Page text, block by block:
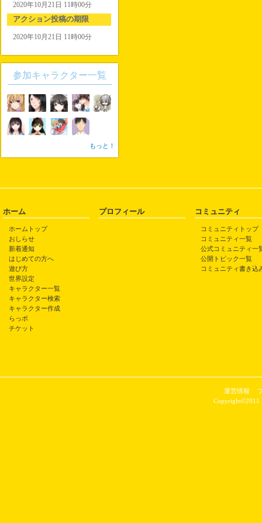
2020年10月21日 11時00分
アクション投稿の期限
2020年10月21日 11時00分
参加キャラクター一覧
もっと！
ホーム
ホームトップ
おしらせ
新着通知
はじめての方へ
遊び方
世界設定
キャラクター一覧
キャラクター検索
キャラクター作成
らっポ
チケット
プロフィール コミュニティ
コミュニティトップ
コミュニティ一覧
公式コミュニティ一
公開トピック一覧
コミュニティ書き込
運営情報
Copyright©2011